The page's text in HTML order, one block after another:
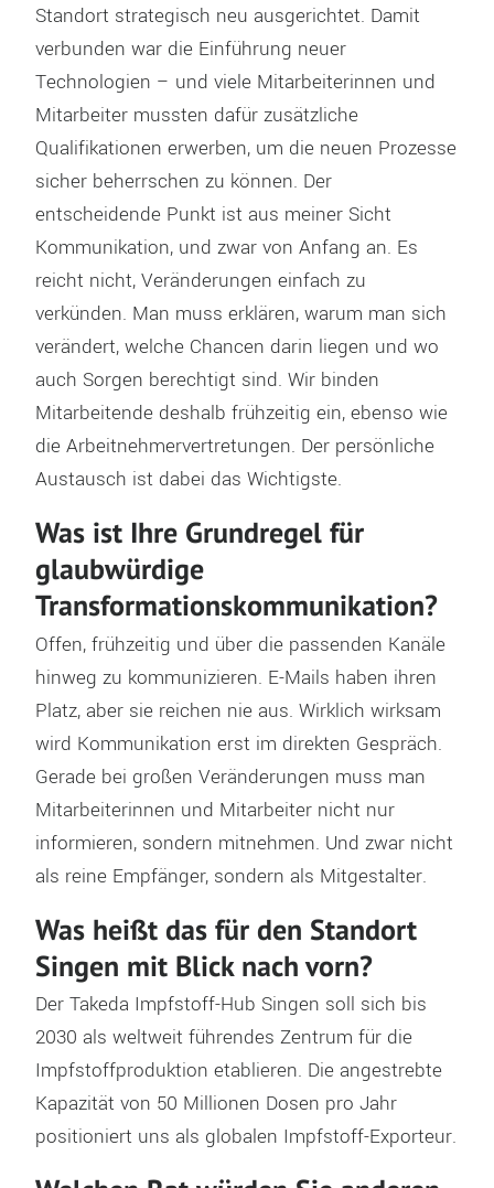
Standort strategisch neu ausgerichtet. Damit
verbunden war die Einführung neuer
Technologien – und viele Mitarbeiterinnen und
Mitarbeiter mussten dafür zusätzliche
Qualifikationen erwerben, um die neuen Prozesse
sicher beherrschen zu können. Der
entscheidende Punkt ist aus meiner Sicht
Kommunikation, und zwar von Anfang an. Es
reicht nicht, Veränderungen einfach zu
verkünden. Man muss erklären, warum man sich
verändert, welche Chancen darin liegen und wo
auch Sorgen berechtigt sind. Wir binden
Mitarbeitende deshalb frühzeitig ein, ebenso wie
die Arbeitnehmervertretungen. Der persönliche
Austausch ist dabei das Wichtigste.
Was ist Ihre Grundregel für
glaubwürdige
Transformationskommunikation?
Offen, frühzeitig und über die passenden Kanäle
hinweg zu kommunizieren. E-Mails haben ihren
Platz, aber sie reichen nie aus. Wirklich wirksam
wird Kommunikation erst im direkten Gespräch.
Gerade bei großen Veränderungen muss man
Mitarbeiterinnen und Mitarbeiter nicht nur
informieren, sondern mitnehmen. Und zwar nicht
als reine Empfänger, sondern als Mitgestalter.
Was heißt das für den Standort
Singen mit Blick nach vorn?
Der Takeda Impfstoff-Hub Singen soll sich bis
2030 als weltweit führendes Zentrum für die
Impfstoffproduktion etablieren. Die angestrebte
Kapazität von 50 Millionen Dosen pro Jahr
positioniert uns als globalen Impfstoff-Exporteur.